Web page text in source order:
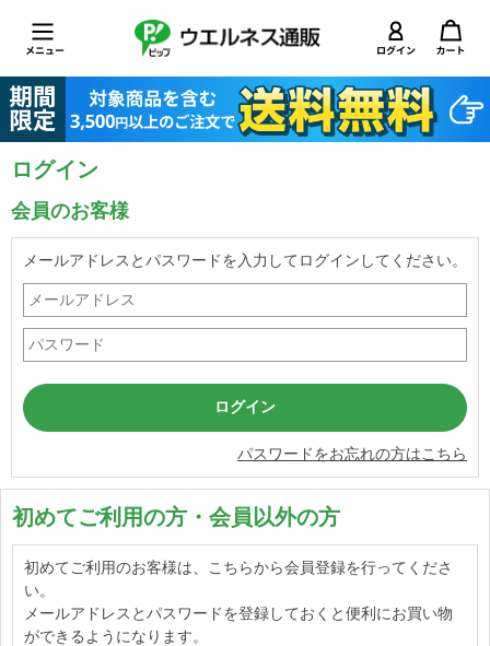
ログイン
会員のお客様
メールアドレスとパスワードを入力してログインしてください。
パスワードをお忘れの方はこちら
初めてご利用の方・会員以外の方
初めてご利用のお客様は、こちらから会員登録を行ってくださ
い。
メールアドレスとパスワードを登録しておくと便利にお買い物
ができるようになります。